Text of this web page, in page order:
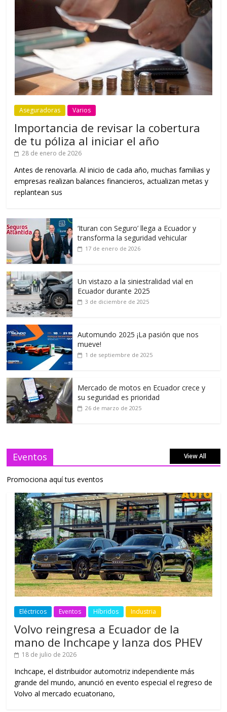
Aseguradoras Varios
Importancia de revisar la cobertura
de tu póliza al iniciar el año
28 de enero de 2026
Antes de renovarla. Al inicio de cada año, muchas familias y
empresas realizan balances financieros, actualizan metas y
replantean sus
‘Ituran con Seguro’ llega a Ecuador y
transforma la seguridad vehicular
17 de enero de 2026
Un vistazo a la siniestralidad vial en
Ecuador durante 2025
3 de diciembre de 2025
Automundo 2025 ¡La pasión que nos
mueve!
1 de septiembre de 2025
Mercado de motos en Ecuador crece y
su seguridad es prioridad
26 de marzo de 2025
Eventos View All
Promociona aquí tus eventos
Eléctricos Eventos Híbridos Industria
Volvo reingresa a Ecuador de la
mano de Inchcape y lanza dos PHEV
18 de julio de 2026
Inchcape, el distribuidor automotriz independiente más
grande del mundo, anunció en evento especial el regreso de
Volvo al mercado ecuatoriano,